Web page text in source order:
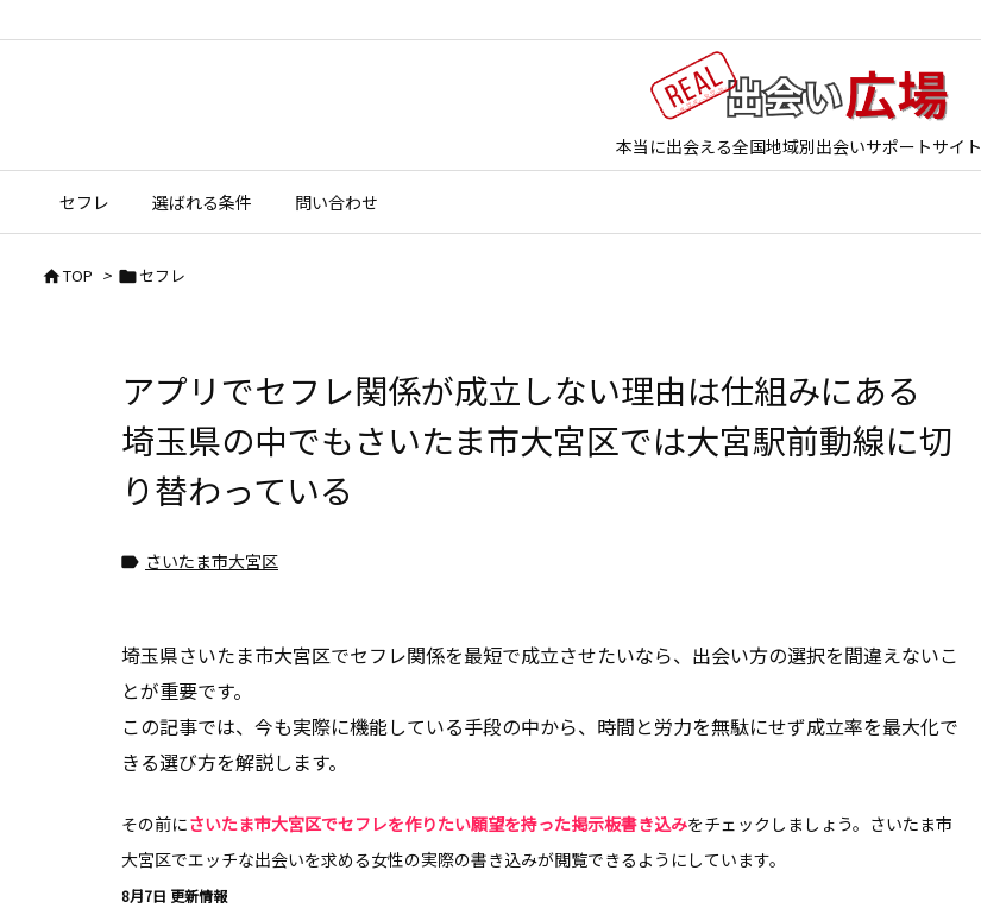
本当に出会える全国地域別出会いサポートサイト
セフレ 選ばれる条件 問い合わせ
TOP > セフレ
アプリでセフレ関係が成立しない理由は仕組みにある
埼玉県の中でもさいたま市大宮区では大宮駅前動線に切
り替わっている
 さいたま市大宮区
埼玉県さいたま市大宮区でセフレ関係を最短で成立させたいなら、出会い方の選択を間違えないこ
とが重要です。
この記事では、今も実際に機能している手段の中から、時間と労力を無駄にせず成立率を最大化で
きる選び方を解説します。
その前にさいたま市大宮区でセフレを作りたい願望を持った掲示板書き込みをチェックしましょう。さいたま市
大宮区でエッチな出会いを求める女性の実際の書き込みが閲覧できるようにしています。
8月7日 更新情報